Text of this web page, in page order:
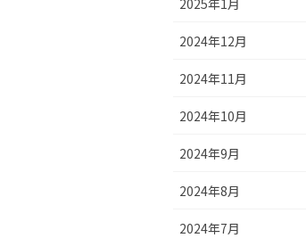
2024年12月
2024年11月
2024年10月
2024年9月
2024年8月
2024年7月